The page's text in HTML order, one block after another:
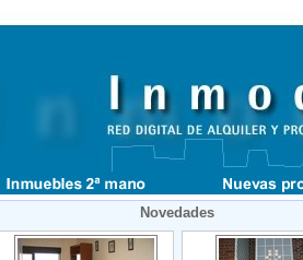
Novedades